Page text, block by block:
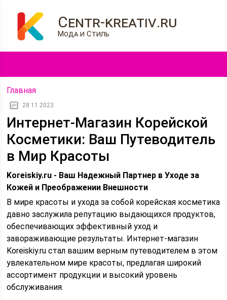
Centr-kreativ.ru
Мода и Стиль
Главная
28.11.2023
Интернет-Магазин Корейской
Косметики: Ваш Путеводитель
в Мир Красоты
Koreiskiy.ru - Ваш Надежный Партнер в Уходе за
Кожей и Преображении Внешности
В мире красоты и ухода за собой корейская косметика
давно заслужила репутацию выдающихся продуктов,
обеспечивающих эффективный уход и
завораживающие результаты. Интернет-магазин
Koreiskiy.ru стал вашим верным путеводителем в этом
увлекательном мире красоты, предлагая широкий
ассортимент продукции и высокий уровень
обслуживания.